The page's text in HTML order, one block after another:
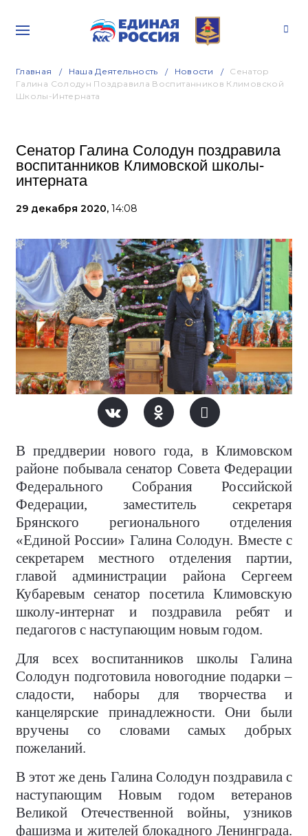
Главная Наша Деятельность Новости
Сенатор
Галина Солодун Поздравила Воспитанников Климовской
Школы-Интерната
Сенатор Галина Солодун поздравила
воспитанников Климовской школы-
интерната
29 декабря 2020, 14:08
В преддверии нового года, в Климовском
районе побывала сенатор Совета Федерации
Федерального Собрания Российской
Федерации, заместитель секретаря
Брянского регионального отделения
«Единой России» Галина Солодун. Вместе с
секретарем местного отделения партии,
главой администрации района Сергеем
Кубаревым сенатор посетила Климовскую
школу-интернат и поздравила ребят и
педагогов с наступающим новым годом.
Для всех воспитанников школы Галина
Солодун подготовила новогодние подарки –
сладости, наборы для творчества и
канцелярские принадлежности. Они были
вручены со словами самых добрых
пожеланий.
В этот же день Галина Солодун поздравила с
наступающим Новым годом ветеранов
Великой Отечественной войны, узников
фашизма и жителей блокадного Ленинграда.